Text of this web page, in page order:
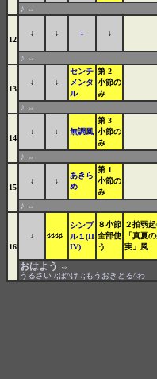
♪ ⇔
12
↓ ↓ ↓ ↓
♪ ⇔
13
↓ ↓
センチ
メンタ
ル
第 2
小節の
み
♪ ⇔
14
↓ ↓ 無調風
第 3
小節の
み
♪ ⇔
15
↓ ↓
あきら
め
第 1
小節の
み
♪ ⇔
16
↓ ♯♯♯♯
シンプ
ル１(II
IV)
８小節
全部使
う
２拍弱
「真夏
実」風
おはよう
⇔
うるさい /;ぼ^け /;もうおきとる^わ